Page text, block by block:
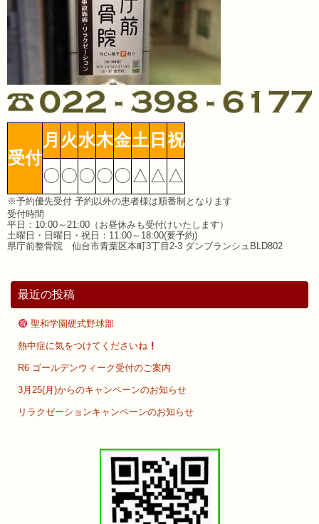
受付
月 火水木金土 日 祝
〇〇〇〇〇△ △ △
※予約優先受付 予約以外の患者様は順番制となります
受付時間
平日：10:00～21:00（お昼休みも受付けいたします）
土曜日・日曜日・祝日：11:00～18:00(要予約)
県庁前整骨院 仙台市青葉区本町3丁目2-3 ダンブランシュBLD802
最近の投稿
聖和学園硬式野球部
熱中症に気をつけてくださいね
R6 ゴールデンウィーク受付のご案内
3月25(月)からのキャンペーンのお知らせ
リラクゼーションキャンペーンのお知らせ